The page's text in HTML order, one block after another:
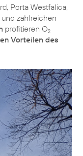
Porta Westfalica,
zahlreichen
profitieren O2
Vorteilen des